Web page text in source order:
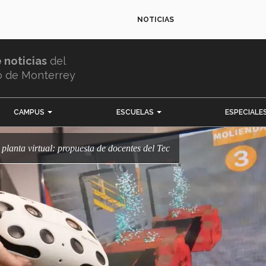
NOTICIAS
noticias del
de Monterrey
CAMPUS ESCUELAS
planta virtual: propuesta de docentes del Tec